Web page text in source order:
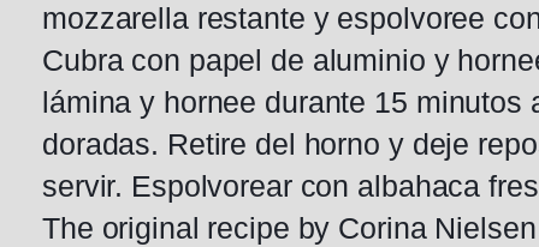
mozzarella restante y espolvoree
Cubra con papel de aluminio y
lámina y hornee durante 15 minutos
doradas. Retire del horno y deje
servir. Espolvorear con albahaca
The original recipe by Corina